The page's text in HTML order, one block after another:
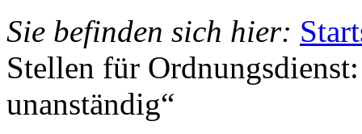
Sie befinden sich hier:
Stellen für
unanständig“